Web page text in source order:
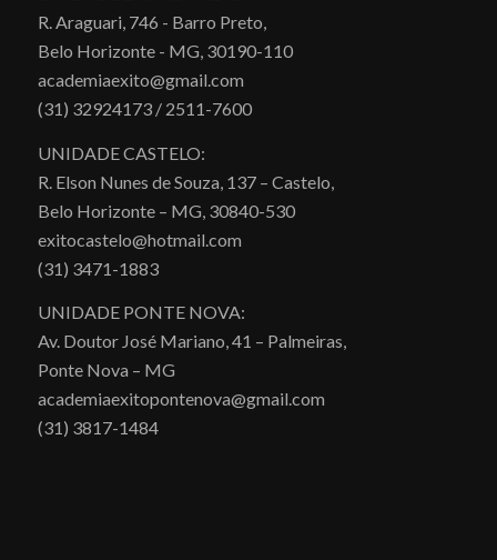
R. Araguari, 746 - Barro Preto,
Belo Horizonte - MG, 30190-110
academiaexito@gmail.com
(31) 32924173 / 2511-7600
UNIDADE CASTELO:
R. Elson Nunes de Souza, 137 – Castelo,
Belo Horizonte – MG, 30840-530
exitocastelo@hotmail.com
(31) 3471-1883
UNIDADE PONTE NOVA:
Av. Doutor José Mariano, 41 – Palmeiras,
Ponte Nova – MG
academiaexitopontenova@gmail.com
(31) 3817-1484